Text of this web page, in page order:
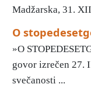
Madžarska, 31.
O
»O
govor izrečen 27.
svečanosti ...